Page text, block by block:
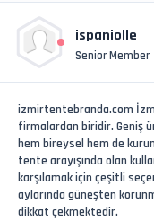
ispaniolle
Senior Member
izmirtentebranda.com
firmalardan biridir. Geniş
hem bireysel hem de
tente arayışında olan
karşılamak için çeşitli
aylarında güneşten
dikkat çekmektedir.